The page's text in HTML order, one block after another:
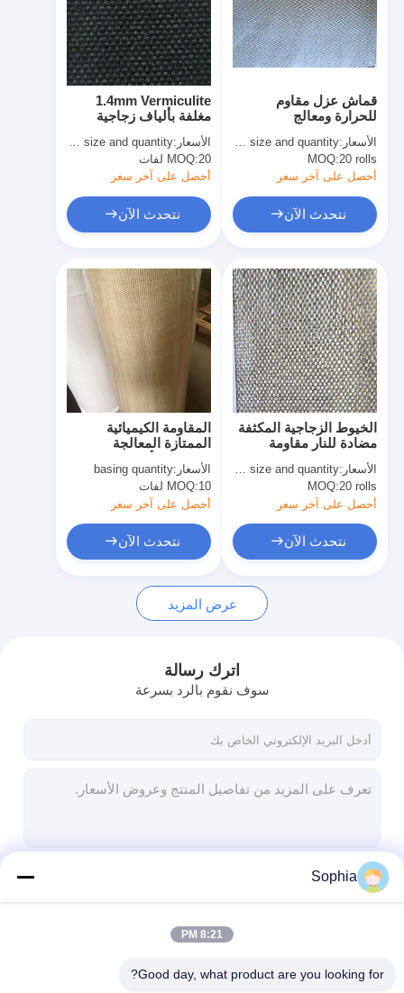
الشريط اللاصق PET
صب الاستثمار الدقيق
لوح العزل الكهربائي
1.4mm Vermiculite
مغلفة بألياف زجاجية
واسعة
الأسعار:basing size and quantity
MOQ:20 لفات
أحصل على آخر سعر
نتحدث الآن
قماش عزل مقاوم
للحرارة ومعالج
المقاوم للهب بسمك 0.7
مم لحماية بطانية اللحام
الأسعار:basing size and quantity
MOQ:20 rolls
أحصل على آخر سعر
نتحدث الآن
المقاومة الكيميائية
الممتازة المعالجة
الحرارية الألياف الزجاجية
القماش 0.8mm سمك
لحلول التعبئة المرنة
الأسعار:basing quantity
MOQ:10 لفات
أحصل على آخر سعر
نتحدث الآن
الخيوط الزجاجية المكثفة
مضادة للنار مقاومة
لدرجات الحرارة العالية
حماية طويلة الأمد حتى
550C
الأسعار:basing size and quantity
MOQ:20 rolls
أحصل على آخر سعر
نتحدث الآن
عرض المزيد
اترك رسالة
سوف نقوم بالرد بسرعة
Sophia
8:21 PM
Good day, what product are you looking for?